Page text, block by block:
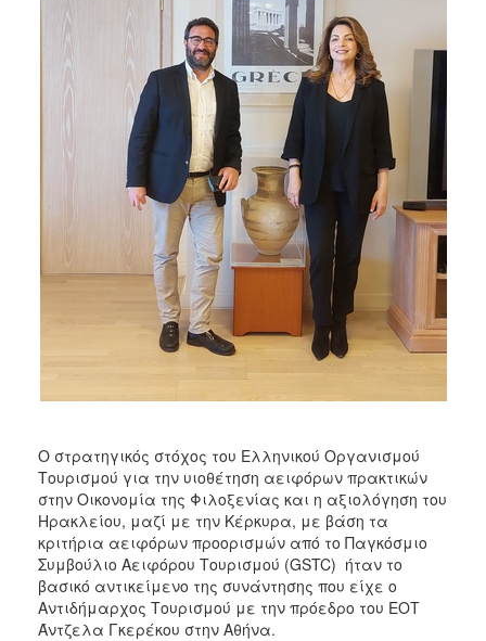
ΠΟΛΙΤΙΣΜΟΣ
ΑΝΘΕΚΤΙΚΗ
Ο στρατηγικός στόχος του Ελληνικού Οργανισμού
Τουρισμού για την υιοθέτηση αειφόρων πρακτικών
στην Οικονομία της Φιλοξενίας και η αξιολόγηση του
Ηρακλείου, μαζί με την Κέρκυρα, με βάση τα
κριτήρια αειφόρων προορισμών από το Παγκόσμιο
Συμβούλιο Αειφόρου Τουρισμού (GSTC) ήταν το
βασικό αντικείμενο της συνάντησης που είχε ο
Αντιδήμαρχος Τουρισμού με την πρόεδρο του ΕΟΤ
Άντζελα Γκερέκου στην Αθήνα.